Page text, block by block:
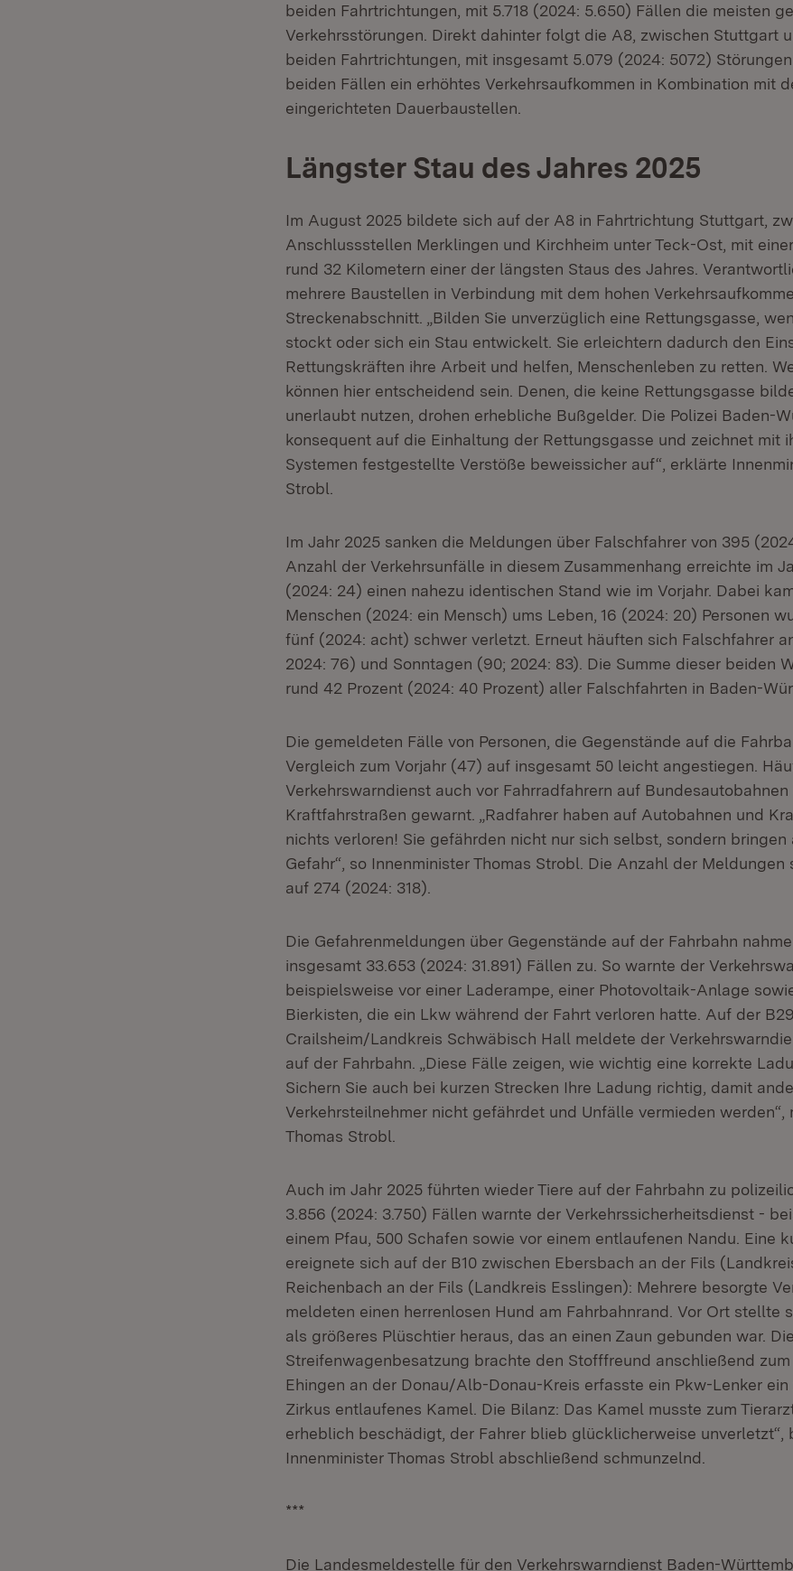
beiden Fahrtrichtungen, mit 5.718 (2024: 5.650) Fällen die meisten
Verkehrsstörungen. Direkt dahinter folgt die A8, zwischen Stuttgart
beiden Fahrtrichtungen, mit insgesamt 5.079 (2024: 5072)
beiden Fällen ein erhöhtes Verkehrsaufkommen in Kombination mit
eingerichteten Dauerbaustellen.
Längster Stau des Jahres 2025
Im August 2025 bildete sich auf der A8 in Fahrtrichtung Stuttgart,
Anschlussstellen Merklingen und Kirchheim unter Teck-Ost, mit
rund 32 Kilometern einer der längsten Staus des Jahres.
mehrere Baustellen in Verbindung mit dem hohen
Streckenabschnitt. „Bilden Sie unverzüglich eine Rettungsgasse,
stockt oder sich ein Stau entwickelt. Sie erleichtern dadurch den
Rettungskräften ihre Arbeit und helfen, Menschenleben zu retten.
können hier entscheidend sein. Denen, die keine Rettungsgasse
unerlaubt nutzen, drohen erhebliche Bußgelder. Die Polizei Baden-
konsequent auf die Einhaltung der Rettungsgasse und zeichnet mit
Systemen festgestellte Verstöße beweissicher auf“, erklärte
Strobl.
Im Jahr 2025 sanken die Meldungen über Falschfahrer von 395
Anzahl der Verkehrsunfälle in diesem Zusammenhang erreichte im
(2024: 24) einen nahezu identischen Stand wie im Vorjahr. Dabei
Menschen (2024: ein Mensch) ums Leben, 16 (2024: 20) Personen
fünf (2024: acht) schwer verletzt. Erneut häuften sich Falschfahrer
2024: 76) und Sonntagen (90; 2024: 83). Die Summe dieser beiden
rund 42 Prozent (2024: 40 Prozent) aller Falschfahrten in Baden-
Die gemeldeten Fälle von Personen, die Gegenstände auf die
Vergleich zum Vorjahr (47) auf insgesamt 50 leicht angestiegen.
Verkehrswarndienst auch vor Fahrradfahrern auf Bundesautobahnen
Kraftfahrstraßen gewarnt. „Radfahrer haben auf Autobahnen und
nichts verloren! Sie gefährden nicht nur sich selbst, sondern bringen
Gefahr“, so Innenminister Thomas Strobl. Die Anzahl der Meldungen
auf 274 (2024: 318).
Die Gefahrenmeldungen über Gegenstände auf der Fahrbahn
insgesamt 33.653 (2024: 31.891) Fällen zu. So warnte der
beispielsweise vor einer Laderampe, einer Photovoltaik-Anlage
Bierkisten, die ein Lkw während der Fahrt verloren hatte. Auf der
Crailsheim/Landkreis Schwäbisch Hall meldete der
auf der Fahrbahn. „Diese Fälle zeigen, wie wichtig eine korrekte
Sichern Sie auch bei kurzen Strecken Ihre Ladung richtig, damit
Verkehrsteilnehmer nicht gefährdet und Unfälle vermieden werden“,
Thomas Strobl.
Auch im Jahr 2025 führten wieder Tiere auf der Fahrbahn zu
3.856 (2024: 3.750) Fällen warnte der Verkehrssicherheitsdienst -
einem Pfau, 500 Schafen sowie vor einem entlaufenen Nandu. Eine
ereignete sich auf der B10 zwischen Ebersbach an der Fils
Reichenbach an der Fils (Landkreis Esslingen): Mehrere besorgte
meldeten einen herrenlosen Hund am Fahrbahnrand. Vor Ort stellte
als größeres Plüschtier heraus, das an einen Zaun gebunden war.
Streifenwagenbesatzung brachte den Stofffreund anschließend zum
Ehingen an der Donau/Alb-Donau-Kreis erfasste ein Pkw-Lenker ein
Zirkus entlaufenes Kamel. Die Bilanz: Das Kamel musste zum
erheblich beschädigt, der Fahrer blieb glücklicherweise unverletzt“,
Innenminister Thomas Strobl abschließend schmunzelnd.
***
Die Landesmeldestelle für den Verkehrswarndienst Baden-